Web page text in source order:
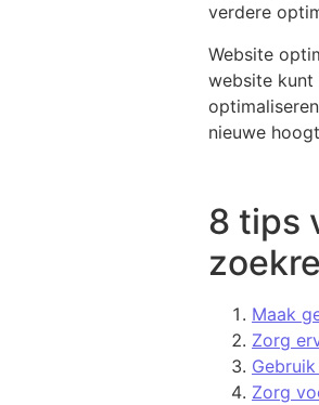
verdere
Website
website kunt
nieuwe
8 tips
Maak
Zorg
Zorg